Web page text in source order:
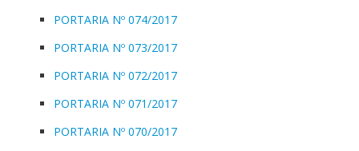
PORTARIA Nº 074/2017
PORTARIA Nº 073/2017
PORTARIA Nº 072/2017
PORTARIA Nº 071/2017
PORTARIA Nº 070/2017